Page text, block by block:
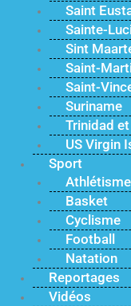
Saint
Sainte-
Sint
Saint-
Saint-
Suriname
Trinidad
US Virgin
Sport
Athlétisme
Basket
Cyclisme
Football
Natation
Reportages
Vidéos